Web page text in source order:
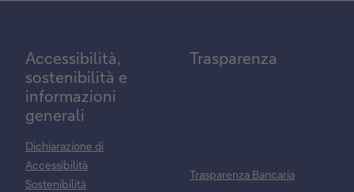
Accessibilità,
sostenibilità e
informazioni
generali
Dichiarazione di
Accessibilità
Sostenibilità
Trasparenza
Trasparenza Bancaria